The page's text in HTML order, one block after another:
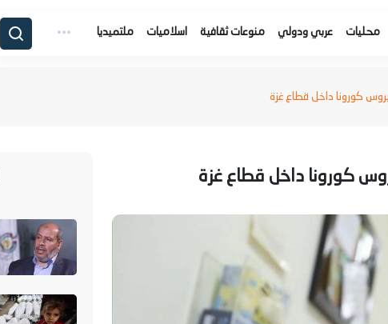
محليات عربي ودولي منوعات ثقافية اسلاميات ملتميديا